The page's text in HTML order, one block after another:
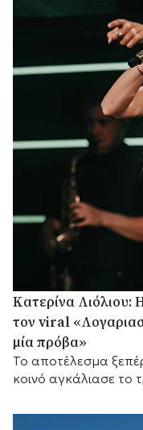
Κατερίνα Λιόλιου:
τον viral
μία πρόβα»
Το αποτέλεσμα
κοινό αγκάλιασε το